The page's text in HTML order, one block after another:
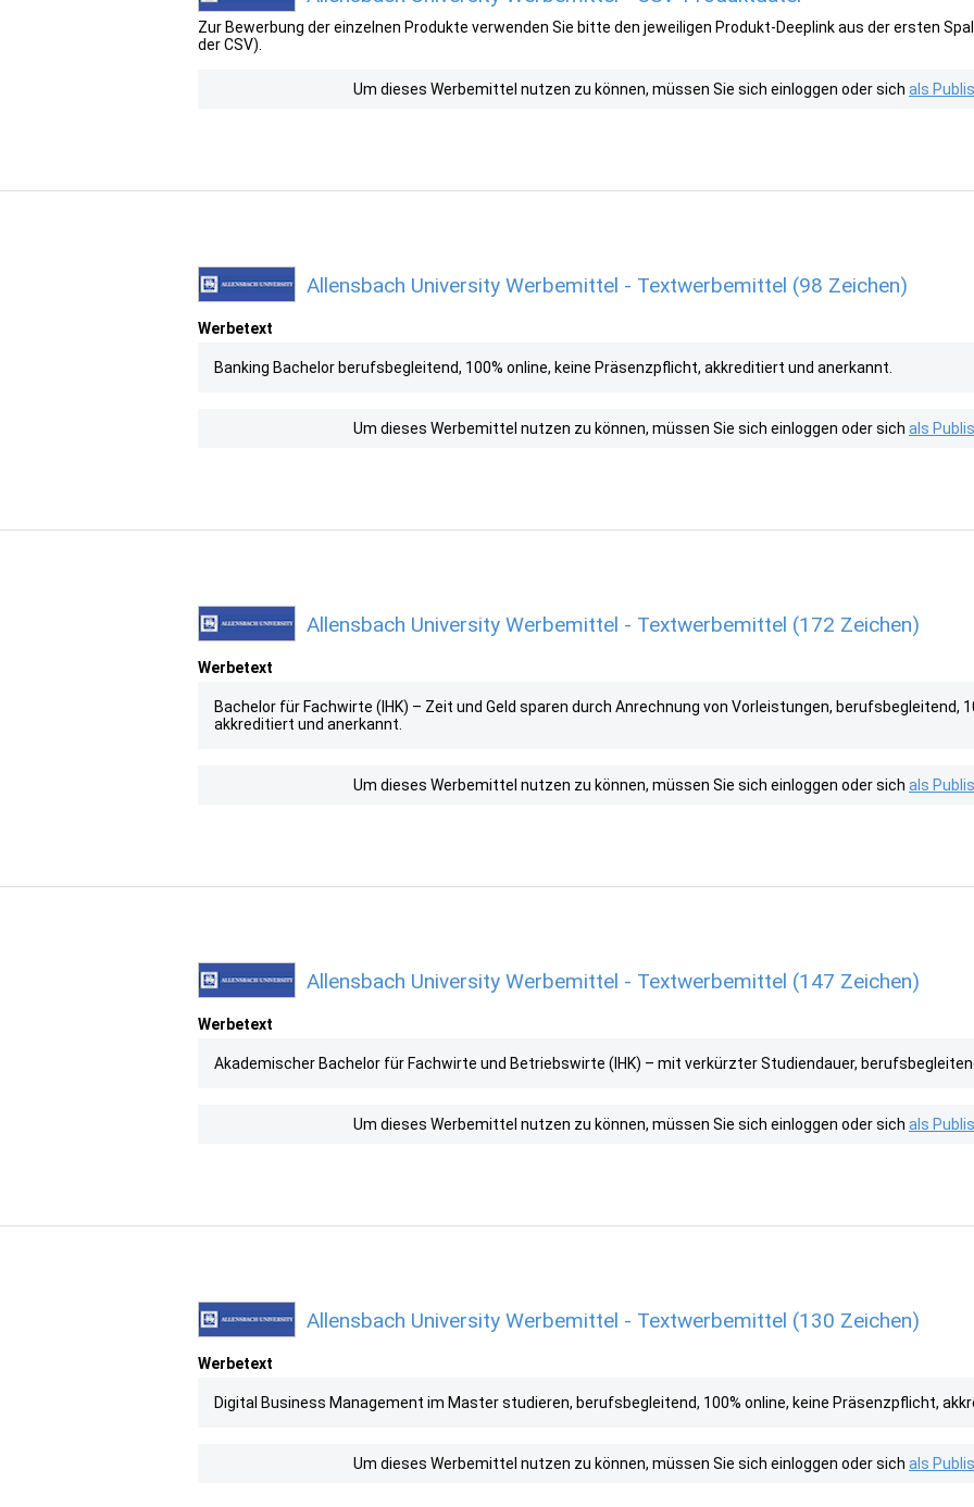
Zur Bewerbung der einzelnen Produkte verwenden Sie bitte den jeweiligen Produkt-Deeplink aus der ersten
der CSV).
Um dieses Werbemittel nutzen zu können, müssen Sie sich einloggen oder sich als
Allensbach University Werbemittel - Textwerbemittel (98 Zeichen)
Werbetext
Banking Bachelor berufsbegleitend, 100% online, keine Präsenzpflicht, akkreditiert und anerkannt.
Um dieses Werbemittel nutzen zu können, müssen Sie sich einloggen oder sich als
Allensbach University Werbemittel - Textwerbemittel (172 Zeichen)
Werbetext
Bachelor für Fachwirte (IHK) – Zeit und Geld sparen durch Anrechnung von Vorleistungen, berufsbegleitend,
akkreditiert und anerkannt.
Um dieses Werbemittel nutzen zu können, müssen Sie sich einloggen oder sich als
Allensbach University Werbemittel - Textwerbemittel (147 Zeichen)
Werbetext
Akademischer Bachelor für Fachwirte und Betriebswirte (IHK) – mit verkürzter Studiendauer,
Um dieses Werbemittel nutzen zu können, müssen Sie sich einloggen oder sich als
Allensbach University Werbemittel - Textwerbemittel (130 Zeichen)
Werbetext
Digital Business Management im Master studieren, berufsbegleitend, 100% online, keine Präsenzpflicht,
Um dieses Werbemittel nutzen zu können, müssen Sie sich einloggen oder sich als